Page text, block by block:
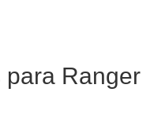
para Ranger